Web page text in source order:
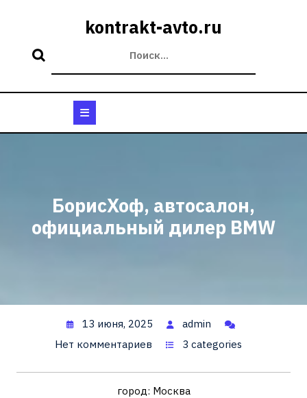
kontrakt-avto.ru
БорисХоф, автосалон,
официальный дилер BMW
13 июня, 2025
admin
Нет комментариев
3 categories
город: Москва